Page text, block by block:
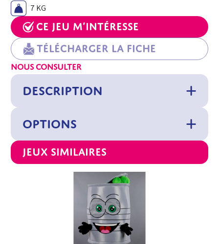
7 KG
Ce jeu m’intéresse
Télécharger la fiche
NOUS CONSULTER
DESCRIPTION
OPTIONS
Jeux similaires